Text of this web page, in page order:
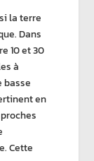
la terre
. Dans
10 et 30
à
basse
en
. Cette